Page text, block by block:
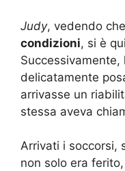
Judy, vedendo
condizioni, si è
delicatamente
arrivasse un
stessa aveva
Arrivati i soccorsi,
non solo era